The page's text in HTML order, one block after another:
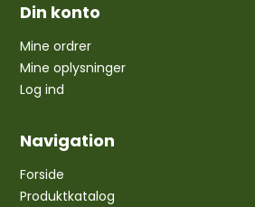
Din konto
Mine ordrer
Mine oplysninger
Log ind
Navigation
Forside
Produktkatalog